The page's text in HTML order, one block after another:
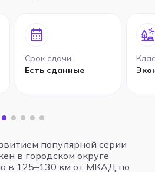
Срок сдачи
Есть сданные
популярной серии
в городском округе
в 125–130 км от МКАД по